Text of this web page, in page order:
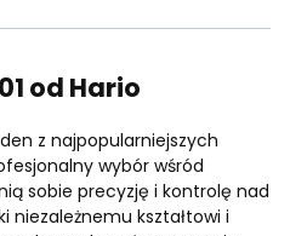
od Hario
z najpopularniejszych
wybór wśród
sobie precyzję i kontrolę nad
niezależnemu kształtowi i